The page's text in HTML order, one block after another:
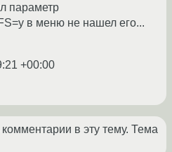
параметр
в меню не нашел его...
+00:00
в эту тему. Тема